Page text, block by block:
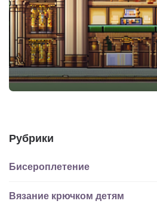
Рубрики
Бисероплетение
Вязание крючком детям